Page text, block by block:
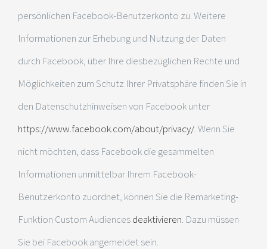
persönlichen Facebook-Benutzerkonto zu. Weitere
Informationen zur Erhebung und Nutzung der Daten
durch Facebook, über Ihre diesbezüglichen Rechte und
Möglichkeiten zum Schutz Ihrer Privatsphäre finden Sie in
den Datenschutzhinweisen von Facebook unter
https://www.facebook.com/about/privacy/. Wenn Sie
nicht möchten, dass Facebook die gesammelten
Informationen unmittelbar Ihrem Facebook-
Benutzerkonto zuordnet, können Sie die Remarketing-
Funktion Custom Audiencesdeaktivieren. Dazu müssen
Sie bei Facebook angemeldet sein.